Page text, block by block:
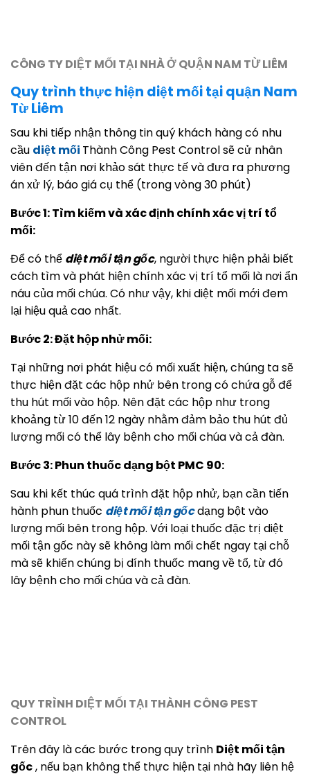
CÔNG TY DIỆT MỐI TẠI NHÀ Ở QUẬN NAM TỪ LIÊM
Quy trình thực hiện diệt mối tại quận Nam
Từ Liêm
Sau khi tiếp nhận thông tin quý khách hàng có nhu
cầu diệt mối Thành Công Pest Control sẽ cử nhân
viên đến tận nơi khảo sát thực tế và đưa ra phương
án xử lý, báo giá cụ thể (trong vòng 30 phút)
Bước 1: Tìm kiếm và xác định chính xác vị trí tổ
mối:
Để có thể diệt mối tận gốc, người thực hiện phải biết
cách tìm và phát hiện chính xác vị trí tổ mối là nơi ẩn
náu của mối chúa. Có như vậy, khi diệt mối mới đem
lại hiệu quả cao nhất.
Bước 2: Đặt hộp nhử mối:
Tại những nơi phát hiệu có mối xuất hiện, chúng ta sẽ
thực hiện đặt các hộp nhử bên trong có chứa gỗ để
thu hút mối vào hộp. Nên đặt các hộp như trong
khoảng từ 10 đến 12 ngày nhằm đảm bảo thu hút đủ
lượng mối có thể lây bệnh cho mối chúa và cả đàn.
Bước 3: Phun thuốc dạng bột PMC 90:
Sau khi kết thúc quá trình đặt hộp nhử, bạn cần tiến
hành phun thuốc diệt mối tận gốcdạng bột vào
lượng mối bên trong hộp. Với loại thuốc đặc trị diệt
mối tận gốc này sẽ không làm mối chết ngay tại chỗ
mà sẽ khiến chúng bị dính thuốc mang về tổ, từ đó
lây bệnh cho mối chúa và cả đàn.
QUY TRÌNH DIỆT MỐI TẠI THÀNH CÔNG PEST
CONTROL
Trên đây là các bước trong quy trình Diệt mối tận
gốc, nếu bạn không thể thực hiện tại nhà hãy liên hệ